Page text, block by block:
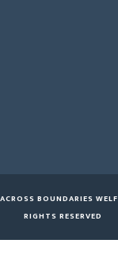
BOUNDARIES
RIGHTS RESERVED